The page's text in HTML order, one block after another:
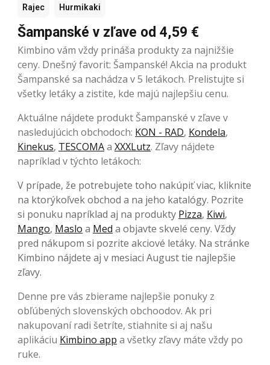
Rajec Hurmikaki
Šampanské v zľave od 4,59 €
Kimbino vám vždy prináša produkty za najnižšie
ceny. Dnešný favorit: Šampanské! Akcia na produkt
Šampanské sa nachádza v 5 letákoch. Prelistujte si
všetky letáky a zistite, kde majú najlepšiu cenu.
Aktuálne nájdete produkt Šampanské v zľave v
nasledujúcich obchodoch: KON - RAD, Kondela,
Kinekus, TESCOMAa XXXLutz. Zľavy nájdete
napríklad v týchto letákoch:
V prípade, že potrebujete toho nakúpiť viac, kliknite
na ktorýkoľvek obchod a na jeho katalógy. Pozrite
si ponuku napríklad aj na produkty Pizza, Kiwi,
Mango, Maslo a Med a objavte skvelé ceny. Vždy
pred nákupom si pozrite akciové letáky. Na stránke
Kimbino nájdete aj v mesiaci August tie najlepšie
zľavy.
Denne pre vás zbierame najlepšie ponuky z
obľúbených slovenských obchoodov. Ak pri
nakupovaní radi šetríte, stiahnite si aj našu
aplikáciu Kimbino app a všetky zľavy máte vždy po
ruke.